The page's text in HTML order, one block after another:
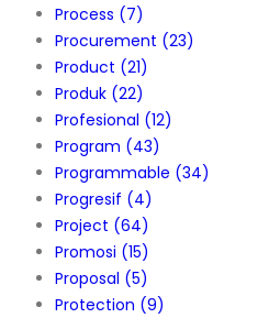
Process (7)
Procurement (23)
Product (21)
Produk (22)
Profesional (12)
Program (43)
Programmable (34)
Progresif (4)
Project (64)
Promosi (15)
Proposal (5)
Protection (9)